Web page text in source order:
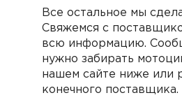
Все остальное мы
Cвяжемся с
всю информацию.
нужно забирать
нашем сайте ниже или
конечного поставщика.